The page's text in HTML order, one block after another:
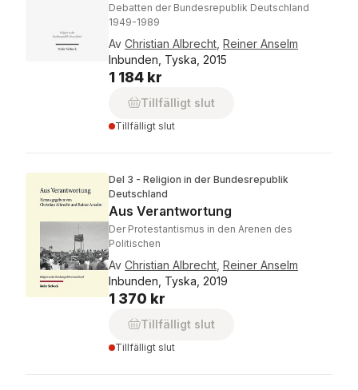
Debatten der Bundesrepublik Deutschland
1949-1989
Av Christian Albrecht Reiner Anselm
Inbunden, Tyska, 2015
1 184 kr
Tillfälligt slut
Tillfälligt slut
Del 3 - Religion in der Bundesrepublik
Deutschland
Aus Verantwortung
Der Protestantismus in den Arenen des
Politischen
Av Christian Albrecht Reiner Anselm
Inbunden, Tyska, 2019
1 370 kr
Tillfälligt slut
Tillfälligt slut